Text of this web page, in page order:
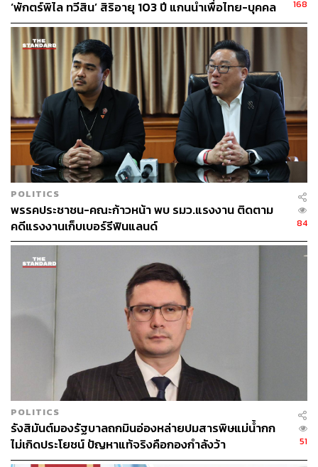
มาในอดีตจนถึงปัจจุบันเพื่อให้ร่วมลงชื่อ ส่วนพรรคใดจะลง
ได้เท่าไหร่ก็เป็นอีกเรื่องหนึ่ง” ชูศักดิ์ กล่าว
ชูศักดิ์กล่าวอีกว่า เบื้องต้นทราบมาว่ามีพรรคการเมืองที่มี
สส. ไม่ครบถ้วนจำนวน 1 ใน 5 ก็จะมีการขอความร่วมมือ
มายังพรรคเพื่อไทยและพรรคการเมืองอื่นในทำนองเดียวกัน
ซึ่งเรื่องนี้ก็ต้องคุยกันในรายละเอียด โดยยืนยันว่าพรรคเพื่อ
ไทยจะทำการแก้ไขเพิ่มเติมรัฐธรรมนูญปี 2556 ซึ่งเมื่อมีการ
ร่วมลงชื่อเสร็จเรียบร้อยแล้วก็จะสามารถนำเสนอต่อรัฐสภา
ได้ในต้นสัปดาห์หน้า
ด้าน จาตุรนต์กล่าวว่า แม้จะมีการทำประชามติจนได้เสียง
อย่างท่วมท้น แต่ในวงเสวนาต่างๆ ก็จะมีข้อห่วงใยว่าในการ
จัดทำรัฐธรรมนูญฉบับใหม่ พรรคการเมืองต่างๆ หรือสมาชิก
รัฐสภาจะเป็นผู้กำหนดเนื้อหาของรัฐธรรมนูญฉบับใหม่ไป
ทั้งหมด ซึ่งเป็นข้อห่วงใยที่มีเหตุผล เพราะว่ามีประสบการณ์
มาตั้งแต่ในอดีต เมื่อสมาชิกรัฐสภาจัดทำรัฐธรรมนูญกันเอง
ก็จะมีเสียงครหาว่าจะทำไปเพื่อประโยชน์ของสมาชิกรัฐสภา
หรือพรรคการเมืองเอง พรรคเพื่อไทยคำนึงถึงข้อห่วงใยนี้ให้
มีความเชื่อมโยงกับประชาชนให้มากที่สุด จึงได้ยืนยันหลัก
การให้ผู้ทรงคุณวุฒิมาจากองค์กรต่างๆ ตั้งแต่ครั้งที่แล้ว และ
ในครั้งนี้ก็ยังมีการยืนยันเช่นเดิม
จาตุรนต์ยอมรับด้วยว่า เสียงข้างมากในรัฐสภาจะค่อนข้างมี
ความชัดเจนมั่นคงไปทางใดทางหนึ่ง เพราะฉะนั้น เราคิดว่า
ความร่วมมือระหว่างพรรคการเมืองต่างๆ มีความจำเป็น
และกระบวนการในการที่จะแก้ไขที่จะต้องส่งเสริมให้
‘พักตร์พิไล ทวีสิน’ สิริอายุ 103 ปี แกนนำเพื่อไทย-บุคคล
หลากวงการร่วมอาลัย
168
POLITICS
พรรคประชาชน-คณะก้าวหน้า พบ รมว.แรงงาน ติดตาม
คดีแรงงานเก็บเบอร์รีฟินแลนด์
84
POLITICS
รังสิมันต์มองรัฐบาลถกมินอ่องหล่ายปมสารพิษแม่น้ำกก
ไม่เกิดประโยชน์ ปัญหาแท้จริงคือกองกำลังว้า
51